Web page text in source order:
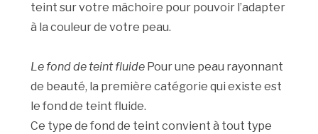
teint sur votre mâchoire pour pouvoir l’adapter
à la couleur de votre peau.
Le fond de teint fluide Pour une peau rayonnant
de beauté, la première catégorie qui existe est
le fond de teint fluide.
Ce type de fond de teint convient à tout type